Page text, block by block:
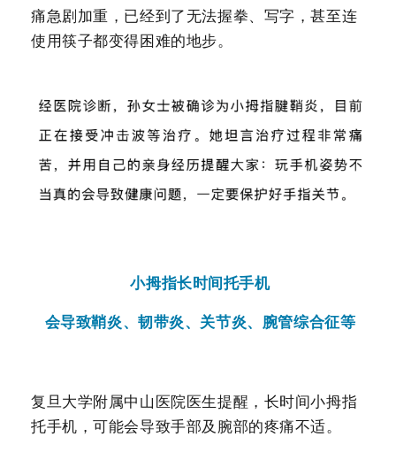
痛急剧加重，已经到了无法握拳、写字，甚至连
使用筷子都变得困难的地步。
小拇指长时间托手机
会导致鞘炎、韧带炎、关节炎、腕管综合征等
复旦大学附属中山医院医生提醒，长时间小拇指
托手机，可能会导致手部及腕部的疼痛不适。